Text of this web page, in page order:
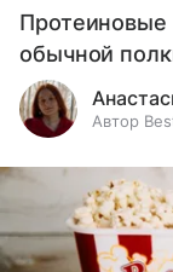
Протеиновые
обычной
Автор